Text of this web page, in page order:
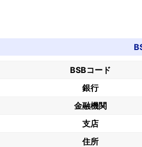
BSBコード
銀行
金融機関
支店
住所